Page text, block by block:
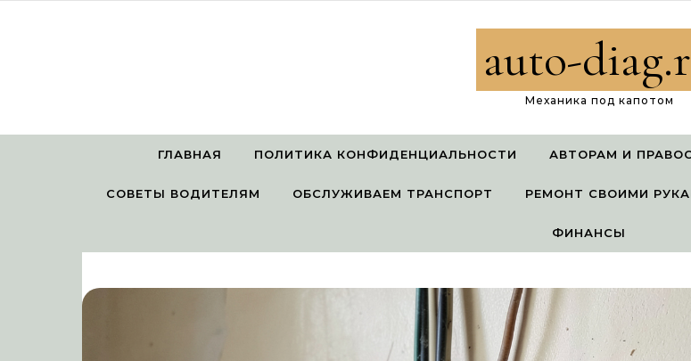
auto-
Механика под капотом
ГЛАВНАЯ ПОЛИТИКА КОНФИДЕНЦИАЛЬНОСТИ АВТОРАМ И
СОВЕТЫ ВОДИТЕЛЯМ ОБСЛУЖИВАЕМ ТРАНСПОРТ РЕМОНТ СВОИМИ
ФИНАНСЫ